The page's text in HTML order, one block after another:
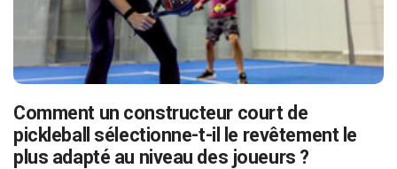
Comment un constructeur court de
pickleball sélectionne-t-il le revêtement le
plus adapté au niveau des joueurs ?